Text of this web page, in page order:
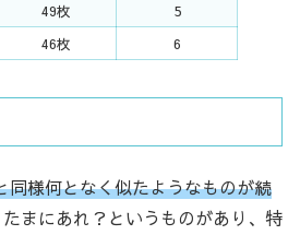
49枚
5
46枚 6
同様何となく似たようなものが続
たまにあれ？というものがあり、特